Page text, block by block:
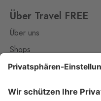
Über Travel FREE
Über uns
Shops
Kontakt
Nützliches